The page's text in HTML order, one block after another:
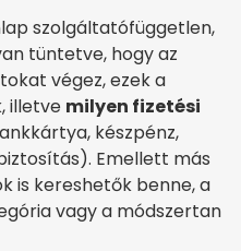
szolgáltatófüggetlen,
tüntetve, hogy az
végez, ezek a
illetve milyen fizetési
készpénz,
Emellett más
is kereshetők benne, a
vagy a módszertan